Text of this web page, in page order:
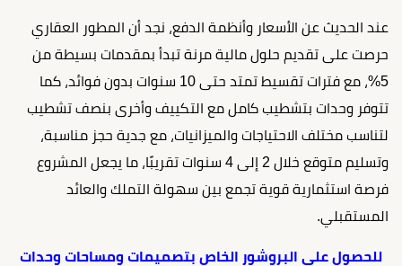
عند الحديث عن الأسعار وأنظمة الدفع، نجد أن المطور العقاري
حرصت على تقديم حلول مالية مرنة تبدأ بمقدمات بسيطة من
5%، مع فترات تقسيط تمتد حتى 10 سنوات بدون فوائد، كما
تتوفر وحدات بتشطيب كامل مع التكييف وأخرى بنصف تشطيب
لتناسب مختلف الاحتياجات والميزانيات، مع جدية حجز مناسبة،
وتسليم متوقع خلال 2 إلى 4 سنوات تقريبًا، ما يجعل المشروع
فرصة استثمارية قوية تجمع بين سهولة التملك والعائد
المستقبلي.
للحصول على البروشور الخاص بتصميمات ومساحات وحدات